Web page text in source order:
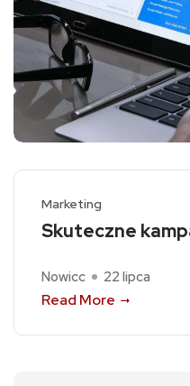
Marketing
Skuteczne
Nowicc 22 lipca
Read More